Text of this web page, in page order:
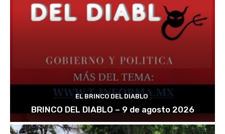
EL BRINCO DEL DIABLO
BRINCO DEL DIABLO – 9 de agosto 2026